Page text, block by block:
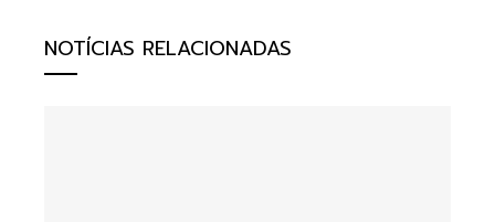
NOTÍCIAS RELACIONADAS